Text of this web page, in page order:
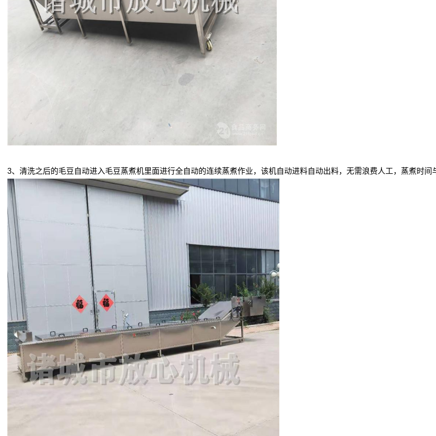
3、清洗之后的毛豆自动进入毛豆蒸煮机里面进行全自动的连续蒸煮作业，该机自动进料自动出料，无需浪费人工，蒸煮时间